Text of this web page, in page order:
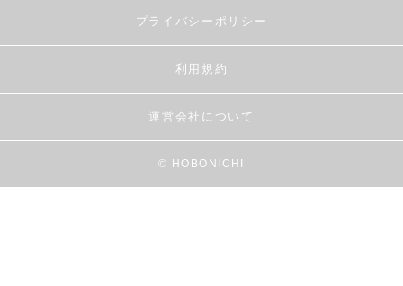
プライバシーポリシー
利用規約
運営会社について
© HOBONICHI